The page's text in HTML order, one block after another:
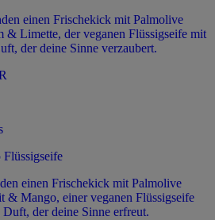
einen Frischekick mit Palmolive
& Limette, der veganen Flüssigseife mit
der deine Sinne verzaubert.
einen Frischekick mit Palmolive
& Mango, einer veganen Flüssigseife
der deine Sinne erfreut.